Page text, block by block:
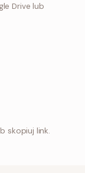
Drive lub
skopiuj link.